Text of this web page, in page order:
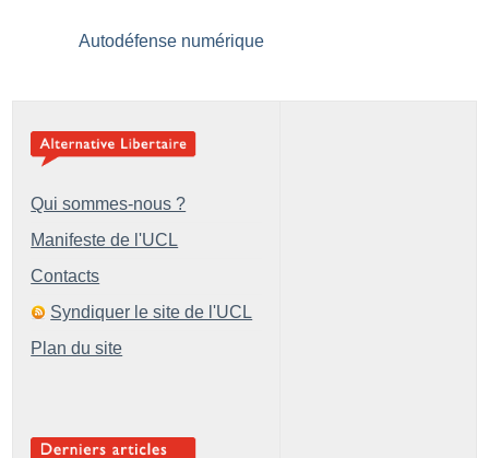
Autodéfense numérique
Qui sommes-nous ?
Manifeste de l'UCL
Contacts
Syndiquer le site de l'UCL
Plan du site